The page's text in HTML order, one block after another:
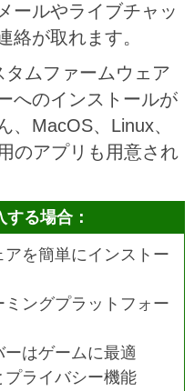
ールやライブチャッ
絡が取れます。
ムファームウェア
へのインストールが
、MacOS、Linux、
のアプリも用意され
る場合：
を簡単にインストー
ングプラットフォー
はゲームに最適
ライバシー機能